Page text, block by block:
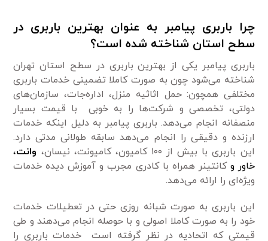
چرا باربری پیامبر به عنوان بهترین باربری در
سطح استان شناخته شده است؟
باربری پیامبر یکی از بهترین باربری در سطح استان تهران
شناخته می‌شود چون به صورت کاملا تضمینی خدمات باربری
مختلفی همچون: حمل اثاثیه منزل، اداره‌جات، سازمان‌های
دولتی، تخصصی و شرکت‌ها را به خوبی با قیمت بسیار
منصفانه انجام می‌دهد. باربری پیامبر به دلیل اینکه خدمات
ارزنده و دقیقی را انجام می‌دهد سابقه طولانی مدتی دارد.
این باربری با بیش از ۱۰۰ کامیون، کامیونت، نیسان،
وانت،
خاور و کانتینر همراه با کادری مجرب و آموزش دیده خدمات
ویژه‌ای را ارائه می‌دهد.
این باربری به صورت شبانه روزی حتی در تعطیلات خدمات
خود را به صورت کاملا اصولی و با حوصله انجام می‌دهند و طی
قیمتی که اتحادیه در نظر گرفته است خدمات باربری را